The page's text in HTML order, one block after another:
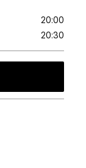
20:00
20:30